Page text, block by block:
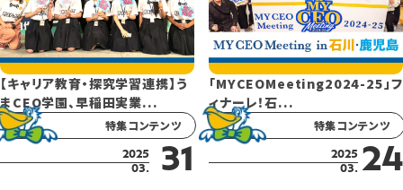
【キャリア教育・探究学習連携】う
まCEO学園、早稲田実業...
特集コンテンツ
2025
03.
31
「MYCEOMeeting2024-25」フ
ィナーレ！石...
特集コンテンツ
2025
03. 24